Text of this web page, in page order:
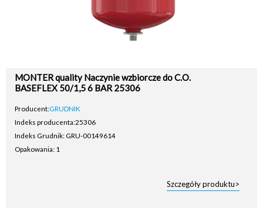
MONTER quality Naczynie wzbiorcze do C.O.
BASEFLEX 50/1,5 6 BAR 25306
Producent:GRUDNIK
Indeks producenta:25306
Indeks Grudnik: GRU-00149614
Opakowania: 1
Szczegóły produktu>